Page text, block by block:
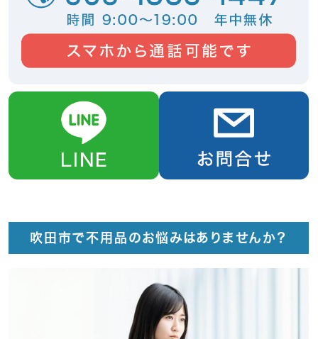
吹田市で不用品のお悩みはありませんか？